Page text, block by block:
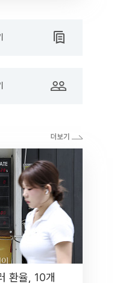
환율, 10개